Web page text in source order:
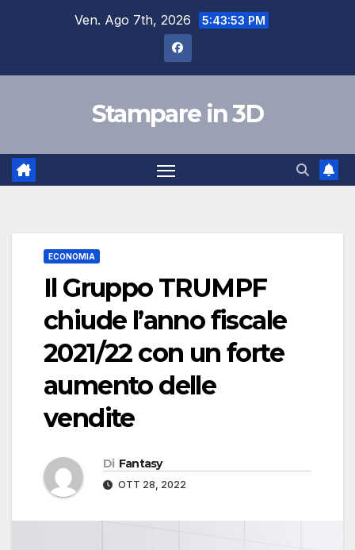
Ven. Ago 7th, 2026 5:43:54 PM
Stampare in 3D
ECONOMIA
Il Gruppo TRUMPF
chiude l’anno fiscale
2021/22 con un forte
aumento delle
vendite
Di Fantasy
OTT 28, 2022